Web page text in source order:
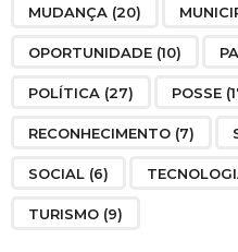
MUDANÇA (20)
OPORTUNIDADE (10)
POLÍTICA (27) POSSE
RECONHECIMENTO (7)
SOCIAL (6)
TURISMO (9)